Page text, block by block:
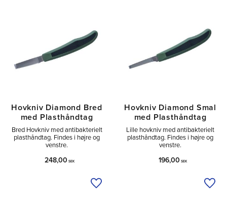
Hovkniv Diamond Bred
med Plasthåndtag
Bred Hovkniv med antibakterielt
plasthåndtag. Findes i højre og
venstre.
248,00 SEK
Tilføj til ønskeliste
Hovkniv Diamond Smal
med Plasthåndtag
Lille hovkniv med antibakterielt
plasthåndtag. Findes i højre og
venstre.
196,00 SEK